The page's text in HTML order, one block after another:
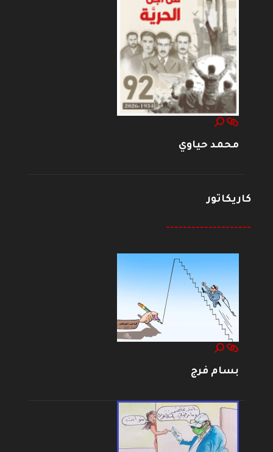
محمد حياوي
كاريكاتور
--------------------
بسام فرج